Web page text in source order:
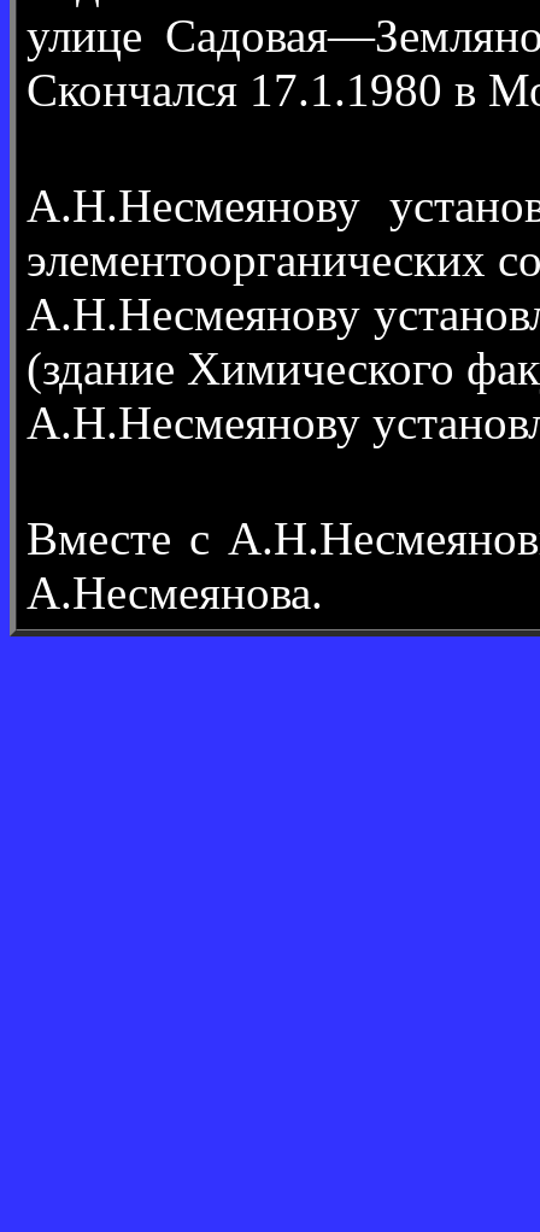
улице
Скончался 17.1.1980 в
А.Н.Несмеянову
элементоорганических
А.Н.Несмеянову
(здание Химического
А.Н.Несмеянову
Вместе с
А.Несмеянова.